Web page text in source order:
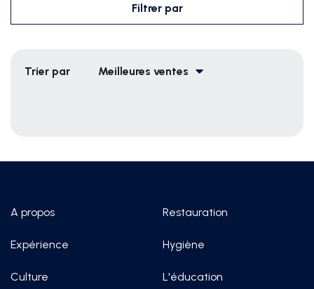
Filtrer par
Trier par Meilleures ventes
A propos
Expérience
Culture
Restauration
Hygiène
L'éducation